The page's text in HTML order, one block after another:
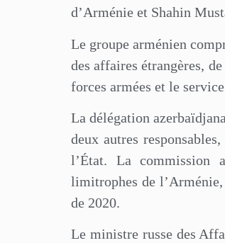
d’Arménie et Shahin
Le groupe arménien
des affaires étrangères,
forces armées et le
La délégation
deux autres
l’État. La commission
limitrophes de
de 2020.
Le ministre russe des